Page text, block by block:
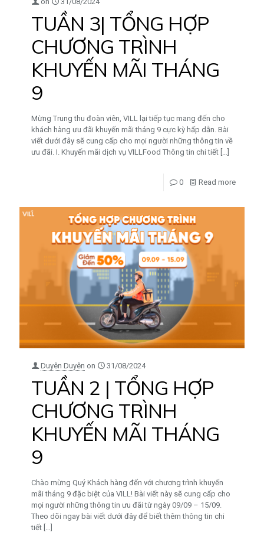
TUẦN 3| TỔNG HỢP
CHƯƠNG TRÌNH
KHUYẾN MÃI THÁNG
9
Mừng Trung thu đoàn viên, VILL lại tiếp tục mang đến cho
khách hàng ưu đãi khuyến mãi tháng 9 cực kỳ hấp dẫn. Bài
viết dưới đây sẽ cung cấp cho mọi người những thông tin về
ưu đãi. I. Khuyến mãi dịch vụ VILLFood Thông tin chi tiết […]
0 Read more
Duyên Duyên on 31/08/2024
TUẦN 2 | TỔNG HỢP
CHƯƠNG TRÌNH
KHUYẾN MÃI THÁNG
9
Chào mừng Quý Khách hàng đến với chương trình khuyến
mãi tháng 9 đặc biệt của VILL! Bài viết này sẽ cung cấp cho
mọi người những thông tin ưu đãi từ ngày 09/09 – 15/09.
Theo dõi ngay bài viết dưới đây để biết thêm thông tin chi
tiết […]